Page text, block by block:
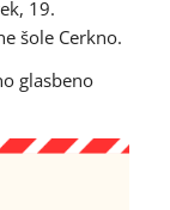
19.
šole Cerkno.
glasbeno